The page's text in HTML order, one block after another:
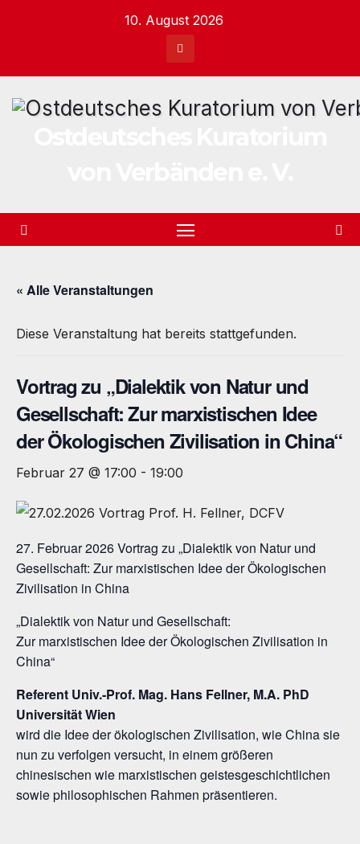
10. August 2026
« Alle Veranstaltungen
Diese Veranstaltung hat bereits stattgefunden.
Vortrag zu „Dialektik von Natur und
Gesellschaft: Zur marxistischen Idee
der Ökologischen Zivilisation in China“
Februar 27 @ 17:00 - 19:00
27. Februar 2026 Vortrag zu „Dialektik von Natur und
Gesellschaft: Zur marxistischen Idee der Ökologischen
Zivilisation in China
„Dialektik von Natur und Gesellschaft:
Zur marxistischen Idee der Ökologischen Zivilisation in
China“
Referent Univ.-Prof. Mag. Hans Fellner, M.A. PhD
Universität Wien
wird die Idee der ökologischen Zivilisation, wie China sie
nun zu verfolgen versucht, in einem größeren
chinesischen wie marxistischen geistesgeschichtlichen
sowie philosophischen Rahmen präsentieren.